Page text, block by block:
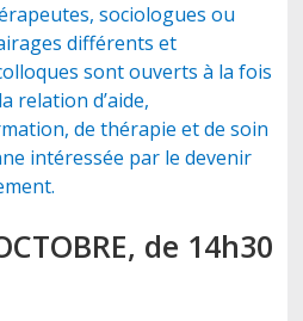
sociologues ou
différents et
sont ouverts à la fois
relation d’aide,
de thérapie et de soin
intéressée par le devenir
de 14h30